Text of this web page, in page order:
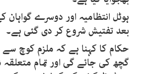
ہوٹل انتظامیہ اور دوسرے گواہان
بعد تفتیش شروع کر دی گئی ہے۔
حکام کا کہنا ہے کہ ملزم کوچ
گچھ کی جائے گی اور تمام متعلقہ